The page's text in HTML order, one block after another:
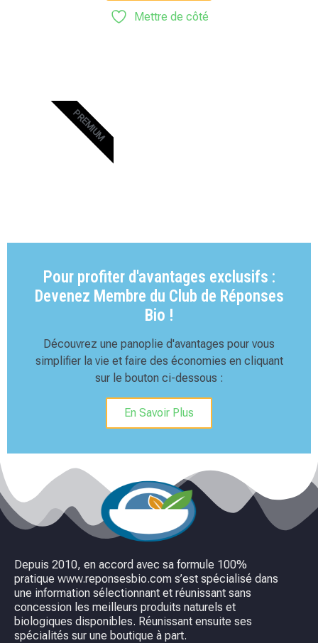
Mettre de côté
Pour profiter d'avantages exclusifs :
Devenez Membre du Club de Réponses
Bio !
Découvrez une panoplie d'avantages pour vous
simplifier la vie et faire des économies en cliquant
sur le bouton ci-dessous :
En Savoir Plus
PREMIUM
Depuis 2010, en accord avec sa formule 100%
pratique www.reponsesbio.com s’est spécialisé dans
une information sélectionnant et réunissant sans
concession les meilleurs produits naturels et
biologiques disponibles. Réunissant ensuite ses
spécialités sur une boutique à part.